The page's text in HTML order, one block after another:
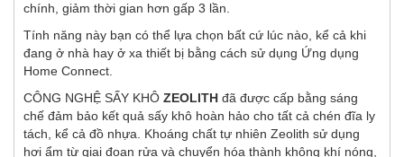
chính, giảm thời gian hơn gấp 3 lần.
Tính năng này bạn có thể lựa chọn bất cứ lúc nào, kể cả khi
đang ở nhà hay ở xa thiết bị bằng cách sử dụng Ứng dụng
Home Connect.
CÔNG NGHỆ SẤY KHÔ ZEOLITH đã được cấp bằng sáng
chế đảm bảo kết quả sấy khô hoàn hảo cho tất cả chén đĩa ly
tách, kể cả đồ nhựa. Khoáng chất tự nhiên Zeolith sử dụng
hơi ẩm từ giai đoạn rửa và chuyển hóa thành không khí nóng,